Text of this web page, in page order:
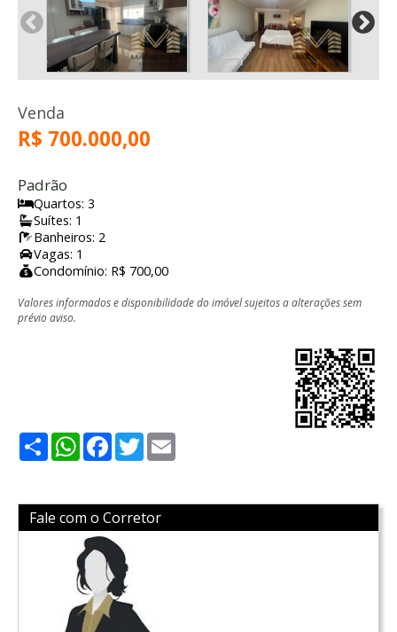
Venda
R$ 700.000,00
Padrão
Quartos: 3
Suítes: 1
Banheiros: 2
Vagas: 1
Condomínio: R$ 700,00
Valores informados e disponibilidade do imóvel sujeitos a alterações sem
prévio aviso.
ShareWhatsApp
Facebook
Twitter
Fale com o Corretor